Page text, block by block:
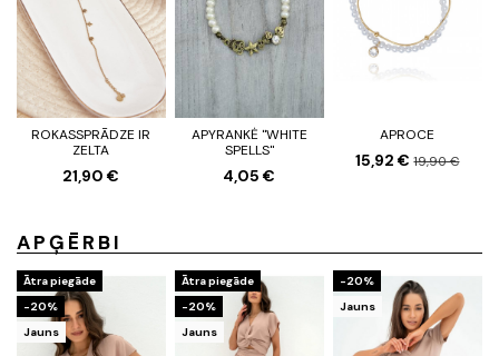
ROKASSPRĀDZE IR
ZELTA
21,90 €
APYRANKĖ "WHITE
SPELLS"
4,05 €
APROCE
15,92 €19,90 €
APĢĒRBI
Ātra piegāde
-20%
Jauns
Ātra piegāde
-20%
Jauns
-20%
Jauns